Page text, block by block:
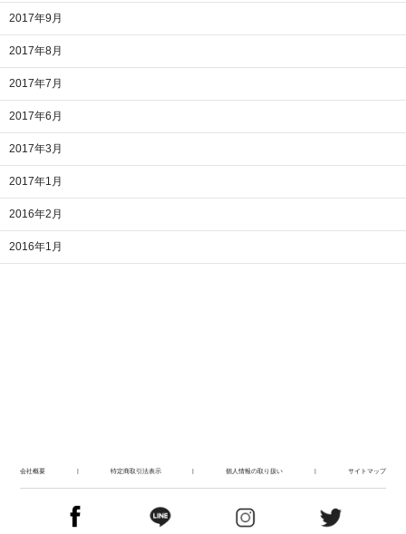
2017年9月
2017年8月
2017年7月
2017年6月
2017年3月
2017年1月
2016年2月
2016年1月
会社概要 | 特定商取引法表示 | 個人情報の取り扱い | サイトマップ